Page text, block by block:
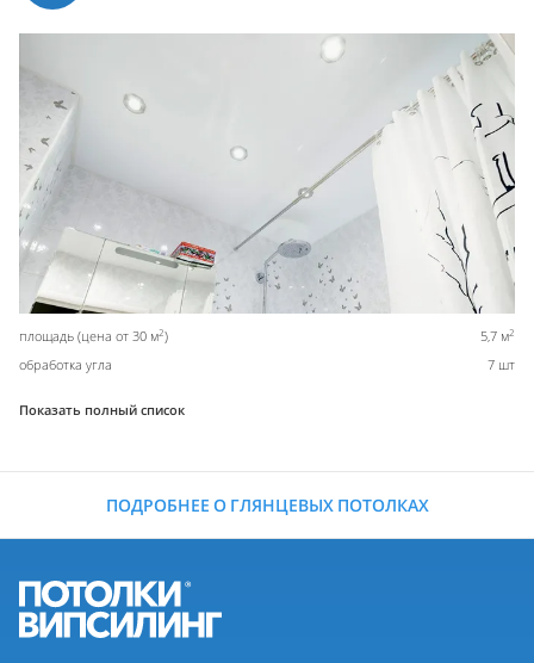
площадь (цена от 30 м2) 5,7 м2
обработка угла 7 шт
Показать полный список
ПОДРОБНЕЕ О ГЛЯНЦЕВЫХ ПОТОЛКАХ